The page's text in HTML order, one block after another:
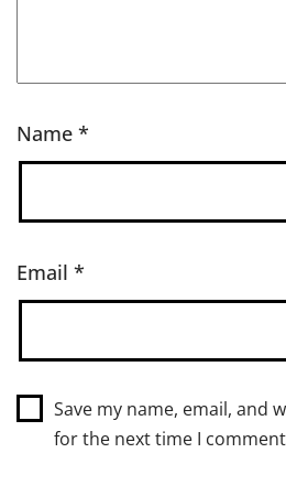
Name *
Email *
Save my name, email, and
for the next time I